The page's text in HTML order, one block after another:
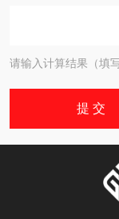
请输入计算结果（填